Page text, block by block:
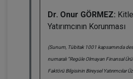
Dr. Onur GÖRMEZ:
Yatırımcının Korunması
(Sunum, Tübitak 1001 kapsamında
numaralı “Regüle Olmayan Finansal
Faktörü Bilgisinin Bireysel Yatırımcılar